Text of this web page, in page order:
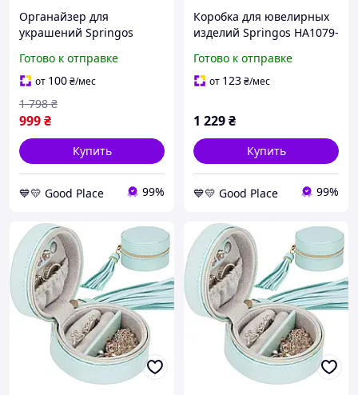
Органайзер для
украшений Springos
12 на 12 см GoodPlace -
worry-free-shopping-
Готово к отправке
от 100₴/мес
999₴
1 798 ₴
Купить
💙💛 Good Place 99%
Коробка для ювелирных
изделий Springos HA1079-
GoodPlace -worry-free-
shopping-
Готово к отправке
от 123₴/мес
1 229₴
Купить
💙💛 Good Place 99%